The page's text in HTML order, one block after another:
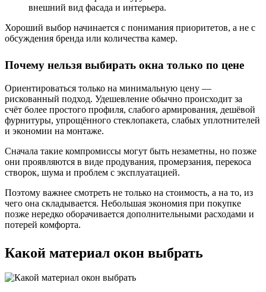
внешний вид фасада и интерьера.
Хороший выбор начинается с понимания приоритетов, а не с
обсуждения бренда или количества камер.
Почему нельзя выбирать окна только по цене
Ориентироваться только на минимальную цену —
рискованный подход. Удешевление обычно происходит за
счёт более простого профиля, слабого армирования, дешёвой
фурнитуры, упрощённого стеклопакета, слабых уплотнителей
и экономии на монтаже.
Сначала такие компромиссы могут быть незаметны, но позже
они проявляются в виде продувания, промерзания, перекоса
створок, шума и проблем с эксплуатацией.
Поэтому важнее смотреть не только на стоимость, а на то, из
чего она складывается. Небольшая экономия при покупке
позже нередко оборачивается дополнительными расходами и
потерей комфорта.
Какой материал окон выбрать